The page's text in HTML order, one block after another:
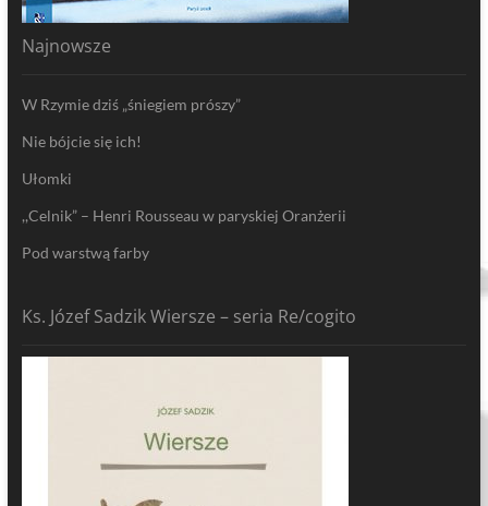
Najnowsze
W Rzymie dziś „śniegiem prószy”
Nie bójcie się ich!
Ułomki
,,Celnik” – Henri Rousseau w paryskiej Oranżerii
Pod warstwą farby
Ks. Józef Sadzik Wiersze – seria Re/cogito